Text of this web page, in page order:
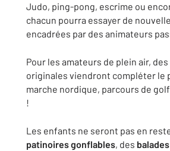
Judo, ping-pong, escrime ou
chacun pourra essayer de
encadrées par des animateurs
Pour les amateurs de plein air,
originales viendront compléter le
marche nordique, parcours de
!
Les enfants ne seront pas en
patinoires gonflables, des